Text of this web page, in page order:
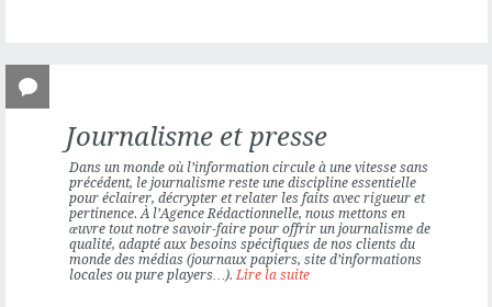
Journalisme et presse
Dans un monde où l’information circule à une vitesse sans
précédent, le journalisme reste une discipline essentielle
pour éclairer, décrypter et relater les faits avec rigueur et
pertinence. À l’Agence Rédactionnelle, nous mettons en
œuvre tout notre savoir-faire pour offrir un journalisme de
qualité, adapté aux besoins spécifiques de nos clients du
monde des médias (journaux papiers, site d’informations
locales ou pure players…).Lire la suite